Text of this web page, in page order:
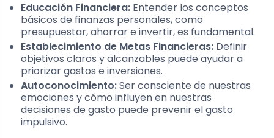
Educación Financiera: Entender los conceptos
básicos de finanzas personales, como
presupuestar, ahorrar e invertir, es fundamental.
Establecimiento de Metas Financieras: Definir
objetivos claros y alcanzables puede ayudar a
priorizar gastos e inversiones.
Autoconocimiento:Ser consciente de nuestras
emociones y cómo influyen en nuestras
decisiones de gasto puede prevenir el gasto
impulsivo.